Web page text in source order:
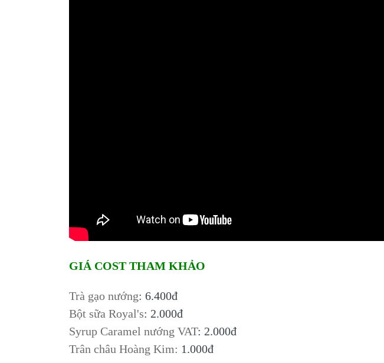
GIÁ COST THAM KHẢO
Trà gạo nướng: 6.400đ
Bột sữa Royal's: 2.000đ
Syrup Caramel nướng VAT: 2.000đ
Trân châu Hoàng Kim: 1.000đ